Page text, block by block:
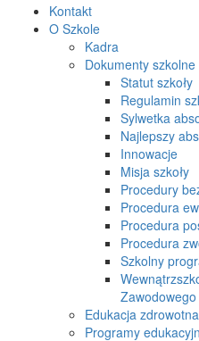
Kontakt
O Szkole
Kadra
Dokumenty szkolne
Statut szkoły
Regulamin
Sylwetka
Najlepszy
Innowacje
Misja szkoły
Procedury
Procedura
Procedura
Procedura
Szkolny
Zawodowego
Edukacja zdrowotna
Programy